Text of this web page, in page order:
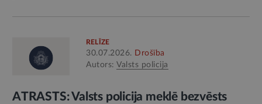
RELĪZE
30.07.2026. Drošība
Autors: Valsts policija
ATRASTS: Valsts policija meklē bezvēsts